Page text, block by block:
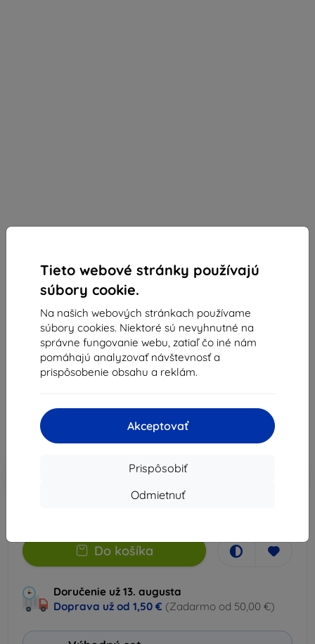
Tieto webové stránky používajú
súbory cookie.
Na našich webových stránkach používame
súbory cookies. Niektoré sú nevyhnutné na
správne fungovanie webu, zatiaľ čo iné nám
pomáhajú analyzovať návštevnosť a
prispôsobenie obsahu a reklám.
Akceptovať
Prispôsobiť
Odmietnuť
Spigen Liquid Air rose titanium kryt pre iPhone 16
Pro Max (ACS08687)
Vhodné pre: Apple iPhone 16 Pro Max
Popis a špecifikácia
14,32 €
Cena bez DPH
Zľava s kupónomEXTRA10
Do košíka
Doručenie už 13. augusta
Doprava už od 1,50 € (Zadarmo od 50,00 €)